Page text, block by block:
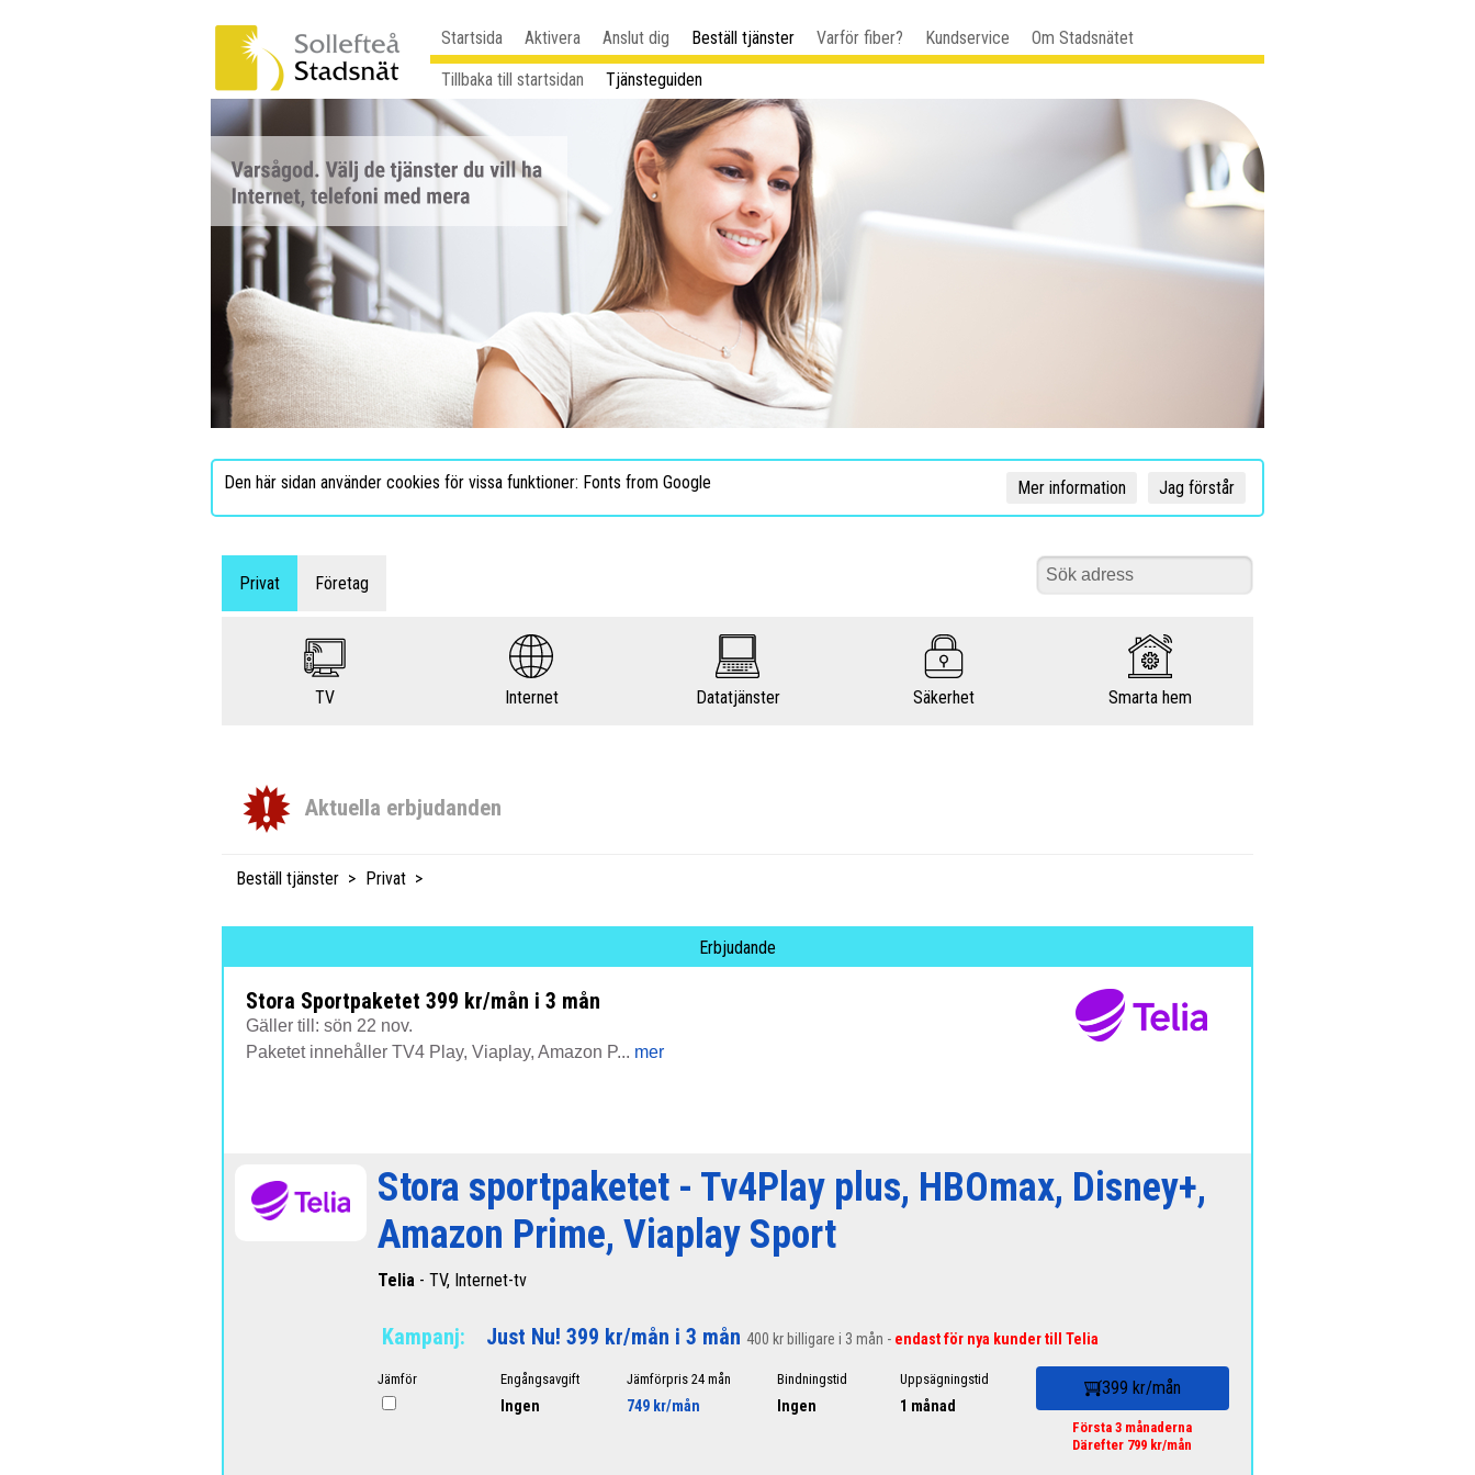
Startsida Aktivera Anslut dig Beställ tjänster Varför fiber? Kundservice
Om Stadsnätet
Tillbaka till startsidan
Tjänsteguiden
Den här sidan använder cookies för vissa funktioner: Fonts from Google Jag förstår
Mer information
Privat Företag
TV Internet Datatjänster Säkerhet Smarta hem
Aktuella erbjudanden
Beställ tjänster Privat
Erbjudande
Stora Sportpaketet 399 kr/mån i 3 mån
Gäller till: sön 22 nov.
Paketet innehåller TV4 Play, Viaplay, Amazon P... mer
Stora sportpaketet - Tv4Play plus, HBOmax, Disney+,
Amazon Prime, Viaplay Sport
Telia - TV, Internet-tv
Kampanj: Just Nu! 399 kr/mån i 3 mån 400 kr billigare i 3 mån - endast för nya kunder till Telia
Jämför Engångsavgift
Ingen
Jämförpris 24 mån
749 kr/mån
Bindningstid
Ingen
Uppsägningstid
1 månad
399 kr/mån
Första 3 månaderna
Därefter 799 kr/mån